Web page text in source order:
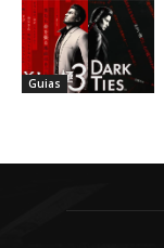
Guias